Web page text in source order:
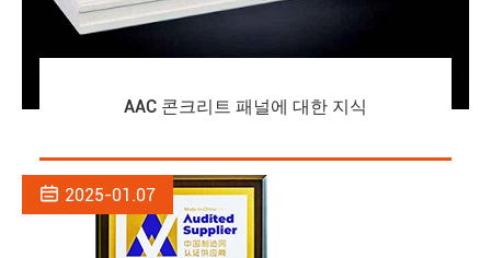
AAC 콘크리트 패널에 대한 지식
 2025-01.07